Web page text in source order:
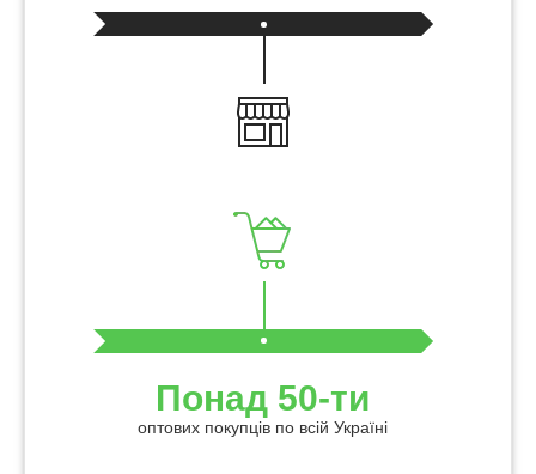
Понад 50-ти
оптових покупців по всій Україні